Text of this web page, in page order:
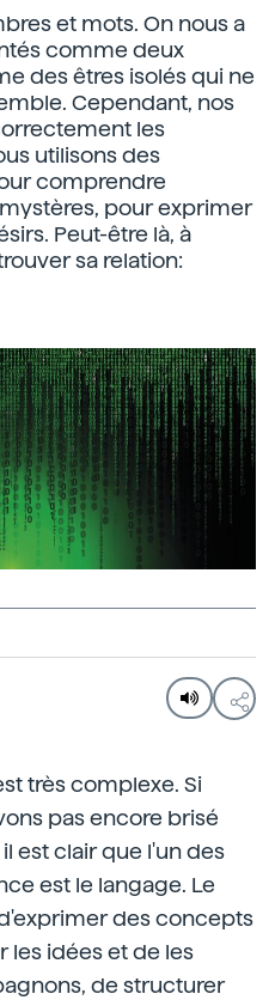
et mots. On nous a
comme deux
des êtres isolés qui ne
Cependant, nos
les
utilisons des
comprendre
pour exprimer
Peut-être là, à
sa relation:
très complexe. Si
pas encore brisé
est clair que l'un des
est le langage. Le
des concepts
les idées et de les
de structurer